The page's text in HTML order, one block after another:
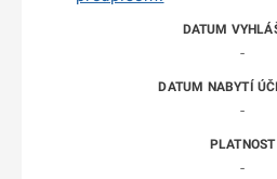
-
-
-